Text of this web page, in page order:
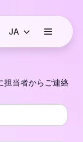
担当者からご連絡